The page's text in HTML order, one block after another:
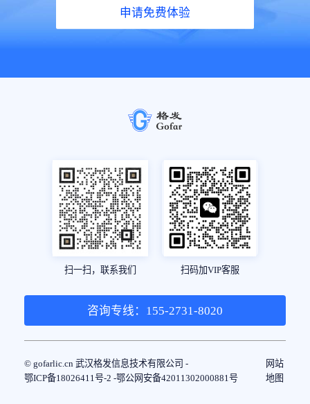
申请免费体验
扫一扫，联系我们 扫码加VIP客服
咨询专线：155-2731-8020
© gofarlic.cn 武汉格发信息技术有限公司 -
鄂ICP备18026411号-2 -鄂公网安备42011302000881号
网站
地图